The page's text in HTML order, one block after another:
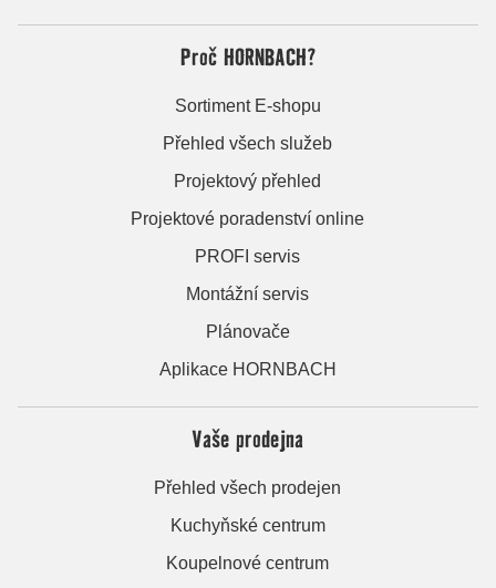
Proč HORNBACH?
Sortiment E-shopu
Přehled všech služeb
Projektový přehled
Projektové poradenství online
PROFI servis
Montážní servis
Plánovače
Aplikace HORNBACH
Vaše prodejna
Přehled všech prodejen
Kuchyňské centrum
Koupelnové centrum